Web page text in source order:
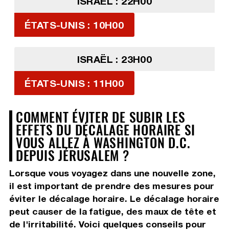
ÉTATS-UNIS : 10H00
ISRAËL : 23H00
ÉTATS-UNIS : 11H00
COMMENT ÉVITER DE SUBIR LES
EFFETS DU DÉCALAGE HORAIRE SI
VOUS ALLEZ À WASHINGTON D.C.
DEPUIS JÉRUSALEM ?
Lorsque vous voyagez dans une nouvelle zone,
il est important de prendre des mesures pour
éviter le décalage horaire. Le décalage horaire
peut causer de la fatigue, des maux de tête et
de l'irritabilité. Voici quelques conseils pour